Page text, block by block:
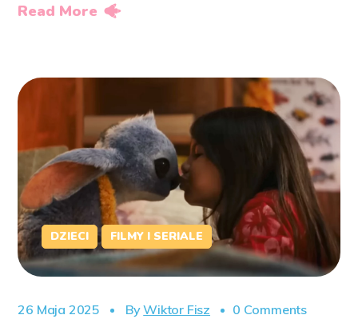
Read More
DZIECI FILMY I SERIALE
26 Maja 2025 ByWiktor Fisz 0 Comments